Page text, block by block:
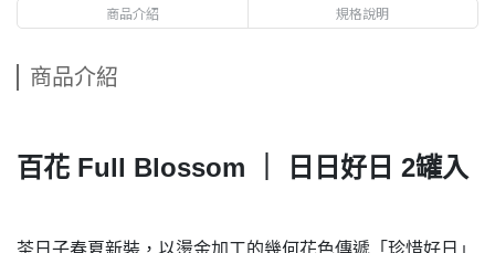
商品介紹 規格說明
商品介紹
百花 Full Blossom ｜ 日日好日 2罐入
茶日子春夏新裝，以燙金加工的幾何花色傳遞「珍惜好日」